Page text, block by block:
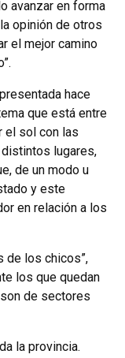
avanzar en forma
opinión de otros
el mejor camino
hace
que está entre
el sol con las
distintos lugares,
de un modo u
y este
en relación a los
de los chicos”,
los que quedan
de sectores
la provincia.